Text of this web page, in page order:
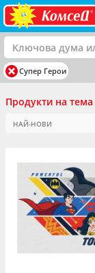
Супер Герои
Продукти на